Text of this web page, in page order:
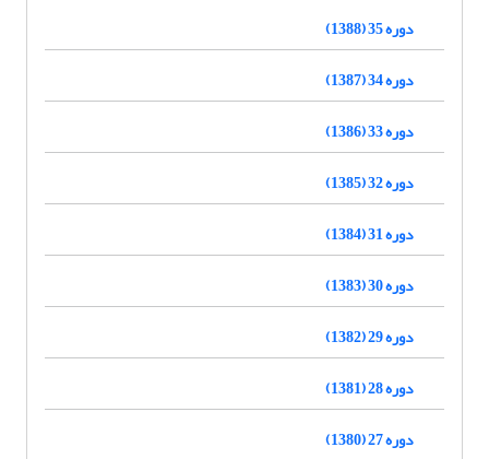
دوره 35 (1388)
دوره 34 (1387)
دوره 33 (1386)
دوره 32 (1385)
دوره 31 (1384)
دوره 30 (1383)
دوره 29 (1382)
دوره 28 (1381)
دوره 27 (1380)